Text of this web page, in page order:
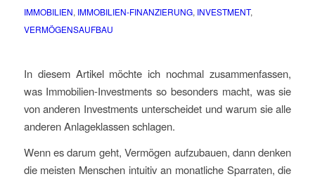
IMMOBILIEN, IMMOBILIEN-FINANZIERUNG, INVESTMENT,
VERMÖGENSAUFBAU
In diesem Artikel möchte ich nochmal zusammenfassen,
was Immobilien-Investments so besonders macht, was sie
von anderen Investments unterscheidet und warum sie alle
anderen Anlageklassen schlagen.
Wenn es darum geht, Vermögen aufzubauen, dann denken
die meisten Menschen intuitiv an monatliche Sparraten, die